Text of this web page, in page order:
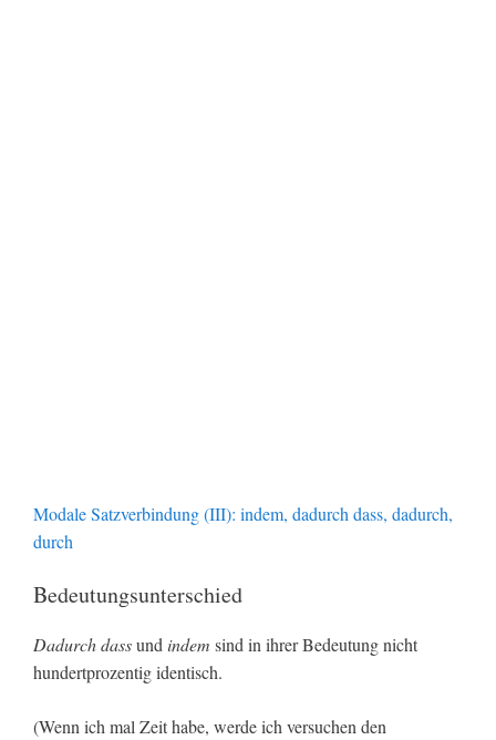
Modale Satzverbindung (III): indem, dadurch dass, dadurch,
durch
Bedeutungsunterschied
Dadurch dassund indem sind in ihrer Bedeutung nicht
hundertprozentig identisch.
(Wenn ich mal Zeit habe, werde ich versuchen den